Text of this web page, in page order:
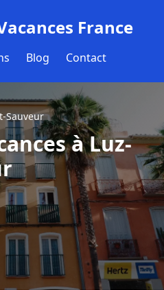
France
Blog Contact
Sauveur
à Luz-